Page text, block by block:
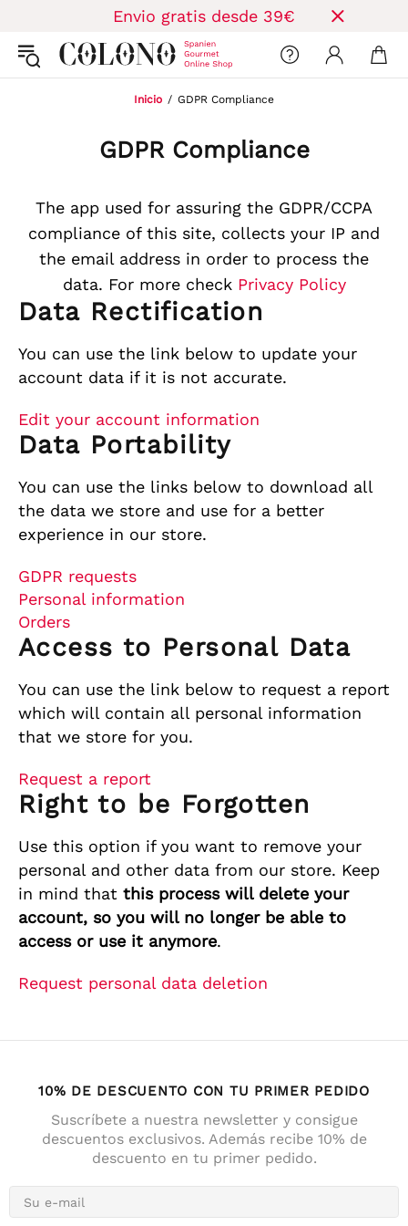
Envio gratis desde 39€
Inicio GDPR Compliance
GDPR Compliance
The app used for assuring the GDPR/CCPA
compliance of this site, collects your IP and
the email address in order to process the
data. For more check Privacy Policy
Data Rectification
You can use the link below to update your
account data if it is not accurate.
Edit your account information
Data Portability
You can use the links below to download all
the data we store and use for a better
experience in our store.
GDPR requests
Personal information
Orders
Access to Personal Data
You can use the link below to request a report
which will contain all personal information
that we store for you.
Request a report
Right to be Forgotten
Use this option if you want to remove your
personal and other data from our store. Keep
in mind that this process will delete your
account, so you will no longer be able to
access or use it anymore.
Request personal data deletion
10% DE DESCUENTO CON TU PRIMER PEDIDO
Suscríbete a nuestra newsletter y consigue
descuentos exclusivos. Además recibe 10% de
descuento en tu primer pedido.
4,7 Calificación 141 Reseñas